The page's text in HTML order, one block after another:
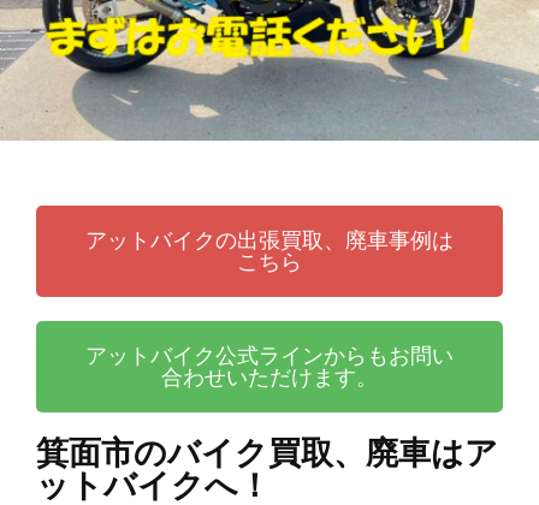
り
車
アットバイクの出張買取、廃車事例は
こちら
アットバイク公式ラインからもお問い
合わせいただけます。
箕面市のバイク買取、廃車はア
ットバイクへ！